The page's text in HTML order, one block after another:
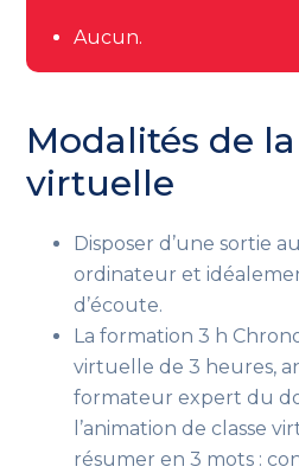
Aucun.
Modalités de
virtuelle
Disposer d’une sortie
ordinateur et
d’écoute.
La formation 3 h
virtuelle de 3 heures,
formateur expert du
l’animation de classe
résumer en 3 mots :